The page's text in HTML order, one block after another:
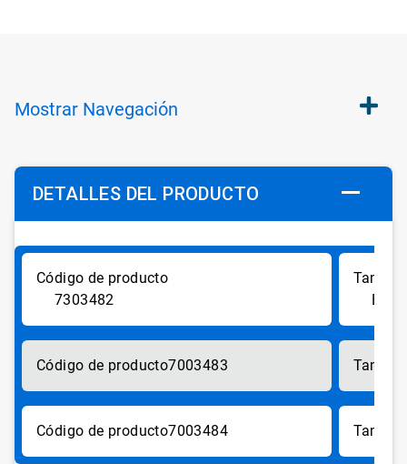
Mostrar Navegación
DETALLES DEL PRODUCTO
7303482 BB
7003483
7003484